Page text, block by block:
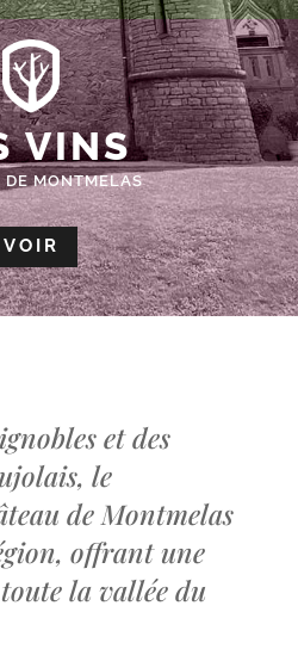
VINS
DE MONTMELAS
VOIR
et des
le
de Montmelas
offrant une
la vallée du